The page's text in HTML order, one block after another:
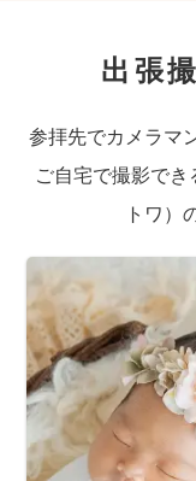
出張
参拝先でカメラマ
ご自宅で撮影で
トワ）